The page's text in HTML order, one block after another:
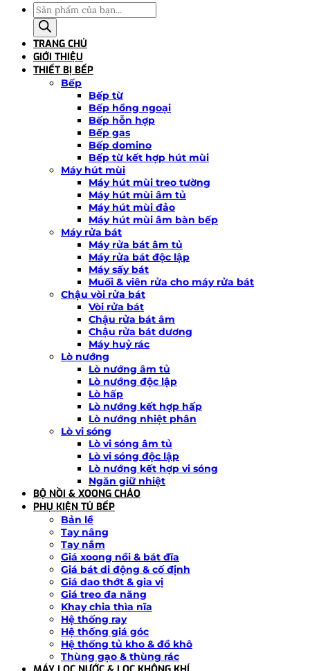
Tìm
kiếm
sản
phẩm
TRANG CHỦ
GIỚI THIỆU
THIẾT BỊ BẾP
Bếp
Bếp từ
Bếp hồng ngoại
Bếp hỗn hợp
Bếp gas
Bếp domino
Bếp từ kết hợp hút mùi
Máy hút mùi
Máy hút mùi treo tường
Máy hút mùi âm tủ
Máy hút mùi đảo
Máy hút mùi âm bàn bếp
Máy rửa bát
Máy rửa bát âm tủ
Máy rửa bát độc lập
Máy sấy bát
Muối & viên rửa cho máy rửa bát
Chậu vòi rửa bát
Vòi rửa bát
Chậu rửa bát âm
Chậu rửa bát dương
Máy huỷ rác
Lò nướng
Lò nướng âm tủ
Lò nướng độc lập
Lò hấp
Lò nướng kết hợp hấp
Lò nướng nhiệt phân
Lò vi sóng
Lò vi sóng âm tủ
Lò vi sóng độc lập
Lò nướng kết hợp vi sóng
Ngăn giữ nhiệt
BỘ NỒI & XOONG CHẢO
PHỤ KIỆN TỦ BẾP
Bản lề
Tay nâng
Tay nắm
Giá xoong nồi & bát đĩa
Giá bát di động & cố định
Giá dao thớt & gia vị
Giá treo đa năng
Khay chia thìa nĩa
Hệ thống ray
Hệ thống giá góc
Hệ thống tủ kho & đồ khô
Thùng gạo & thùng rác